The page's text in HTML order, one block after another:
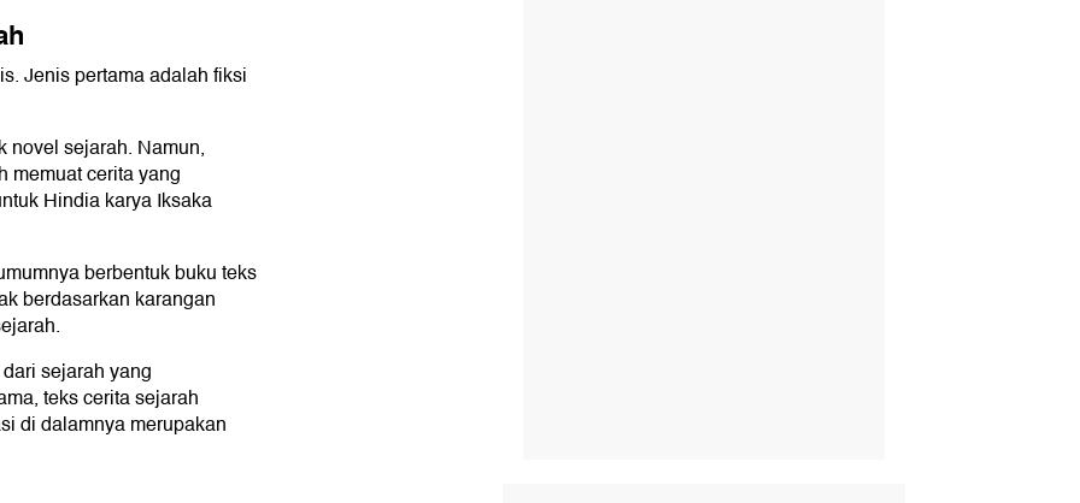
Jenis pertama adalah fiksi
novel sejarah. Namun,
memuat cerita yang
Hindia karya Iksaka
berbentuk buku teks
berdasarkan karangan
sejarah yang
teks cerita sejarah
di dalamnya merupakan